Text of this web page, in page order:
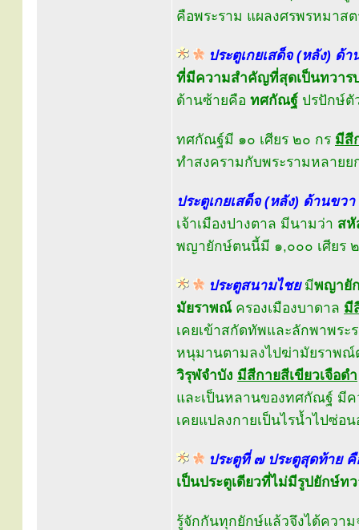
คือพระราม แผลงศรพรหมาสต
ประตูเกยเสด็จ (หลัง) ด้า
ที่มีความสำคัญที่สุดเป็นทวาร
ด้านซ้ายคือ ทศกัณฐ์ ปรปักษ์ตั
ทศกัณฐ์มี ๑๐ เศียร ๒๐ กร มีสี
ทำสงครามกับพระรามหลายย
ประตูเกยเสด็จ (หลัง) ด้านขวา
เจ้าเมืองปางตาล มีนามว่า สหั
พญายักษ์ตนนี้มี ๑,๐๐๐ เศียร
ประตูสนามไชย มีพญายั
มัยราพณ์ครองเมืองบาดาล มี
เคยเข้าสกัดทัพและลักพาพระ
หนุมานตามลงไปฆ่ามัยราพณ์
วิรุฬจำบัง มีสีกายสีเขียวเจือดำ
และเป็นหลานของทศกัณฐ์ มี
เคยแปลงกายเป็นไรน้ำไปซ่
ประตูที่ ๗ ประตูสุดท้าย
เป็นประตูเดียวที่ไม่มีรูปยักษ์
รู้จักกันทุกยักษ์แล้วจึงได้ความ